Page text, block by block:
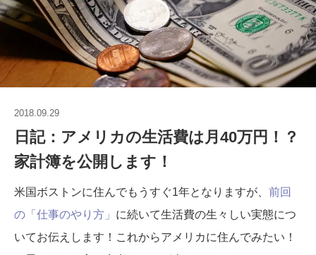
2018.09.29
日記：アメリカの生活費は月40万円！？
家計簿を公開します！
米国ボストンに住んでもうすぐ1年となりますが、 前回
の「仕事のやり方」 に続いて生活費の生々しい実態につ
いてお伝えします！これからアメリカに住んでみたい！